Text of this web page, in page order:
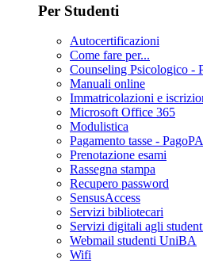
Per Studenti
Autocertificazioni
Come fare per...
Counseling Psicologico -
Manuali online
Immatricolazioni e
Microsoft Office 365
Modulistica
Pagamento tasse - PagoPA
Prenotazione esami
Rassegna stampa
Recupero password
SensusAccess
Servizi bibliotecari
Servizi digitali agli
Webmail studenti UniBA
Wifi